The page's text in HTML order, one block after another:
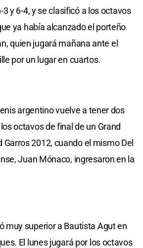
3 y 6-4, y se clasificó a los octavos
ya había alcanzado el porteño
quien jugará mañana ante el
por un lugar en cuartos.
argentino vuelve a tener dos
octavos de final de un Grand
Garros 2012, cuando el mismo Del
Juan Mónaco, ingresaron en la
muy superior a Bautista Agut en
El lunes jugará por los octavos